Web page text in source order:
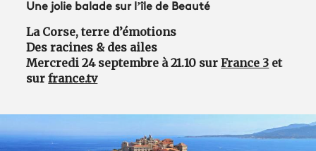
Une jolie balade sur l’île de Beauté
La Corse, terre d’émotions
Des racines & des ailes
Mercredi 24 septembre à 21.10 surFrance 3 et
surfrance.tv